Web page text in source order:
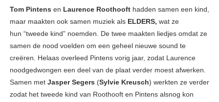
Tom Pintens en Laurence Roothooft hadden samen een kind,
maar maakten ook samen muziek als ELDERS, wat ze
hun “tweede kind” noemden. De twee maakten liedjes omdat ze
samen de nood voelden om een geheel nieuwe sound te
creëren. Helaas overleed Pintens vorig jaar, zodat Laurence
noodgedwongen een deel van de plaat verder moest afwerken.
Samen met Jasper Segers (Sylvie Kreusch) werkten ze verder
zodat het tweede kind van Roothooft en Pintens alsnog kon